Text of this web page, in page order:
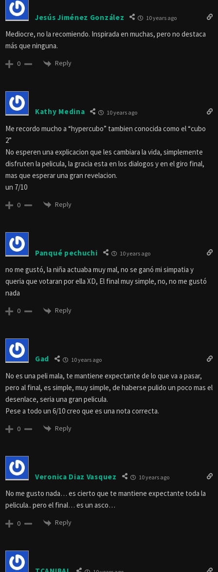
Jesús Jiménez González 10 years ago
Mediocre, no la recomiendo. Inspirada en muchas, pero no destaca
más que ninguna.
0 Reply
Kathy Medina 10 years ago
Me recordo mucho a “hypercubo” tambien conocida como el “cubo
2”
No esperen una explicacion que les cambiara la vida, simplemente
disfruten la pelicula, la gracia esta en los dialogos y en el giro final,
mas que esperar una gran revelacion.
un 7/10
0 Reply
Panqué pechuchi 10 years ago
no me gustó, la niña actuaba muy mal, no se ganó mi simpatia y
queria que votaran por ella XD, El final muy simple, no, no me gustó
nada
0 Reply
Gad 10 years ago
No es una peli mala, te mantiene expectante de lo que va a pasar,
pero al final, es simple, muy simple, de haberse pulido un poco mas el
desenlace, seria una gran pelicula.
Pese a todo un 6/10 creo que es una nota correcta.
0 Reply
Veronica Diaz Vasquez 10 years ago
No me gusto nada… es cierto que te mantiene expectante toda la
pelicula.. pero el final… es un asco…
0 Reply